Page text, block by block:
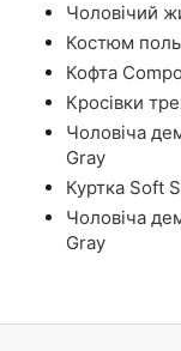
Чоловічий
Костюм
Кофта
Кросівки
Чоловіча
Gray
Куртка Soft
Чоловіча
Gray